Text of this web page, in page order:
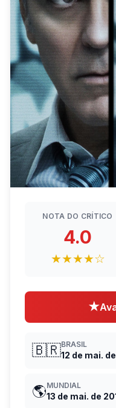
NOTA DO CRÍTICO
4.0
★★★★☆
★
🇧🇷BRASIL
12 de mai.
🌎MUNDIAL
13 de mai. de